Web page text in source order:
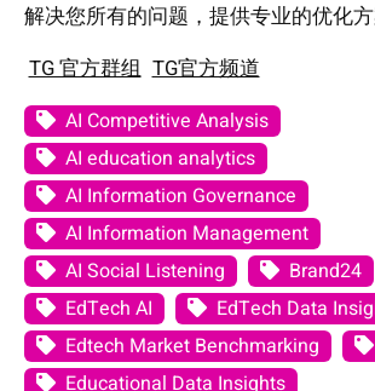
解决您所有的问题，提供专业的优化
TG 官方群组 TG官方频道
AI Competitive Analysis
AI education analytics
AI Information Governance
AI Information Management
AI Social Listening
Brand24
EdTech AI
EdTech Data
Edtech Market Benchmarking
Educational Data Insights